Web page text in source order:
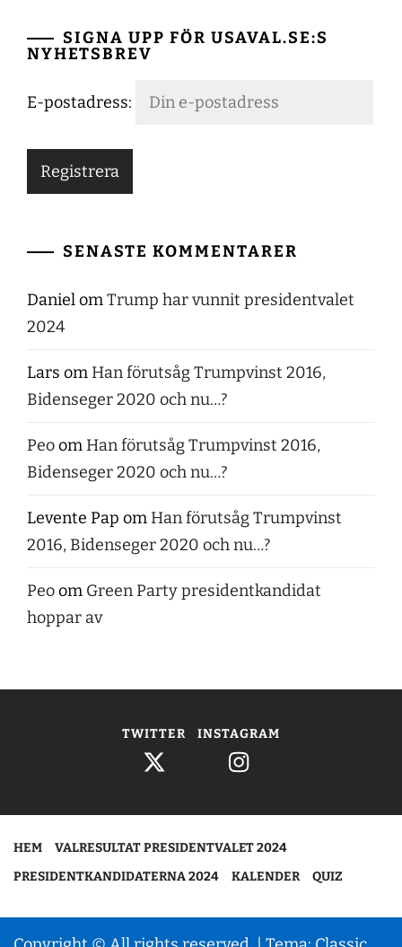
SIGNA UPP FÖR USAVAL.SE:S
NYHETSBREV
E-postadress:
SENASTE KOMMENTARER
DanielomTrump har vunnit presidentvalet
2024
Lars om Han förutsåg Trumpvinst 2016,
Bidenseger 2020 och nu…?
Peoom Han förutsåg Trumpvinst 2016,
Bidenseger 2020 och nu…?
Levente Pap om Han förutsåg Trumpvinst
2016, Bidenseger 2020 och nu…?
Peoom Green Party presidentkandidat
hoppar av
TWITTER INSTAGRAM
HEM
VALRESULTAT PRESIDENTVALET 2024
PRESIDENTKANDIDATERNA 2024
KALENDER QUIZ